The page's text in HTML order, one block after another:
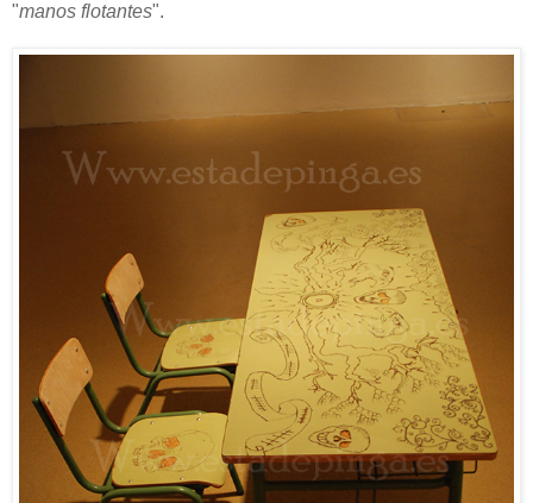
"manos flotantes".